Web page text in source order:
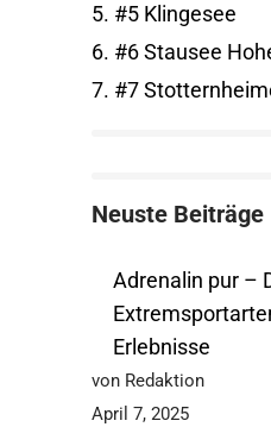
5. #5 Klingesee
6. #6 Stausee
7. #7
Neuste Beiträge
Adrenalin pur –
Erlebnisse
von Redaktion
April 7, 2025